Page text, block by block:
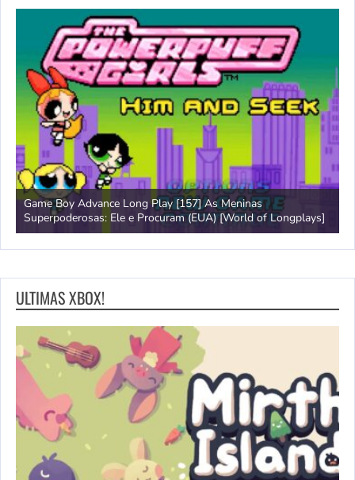
Game Boy Advance Long Play [157] As Meninas
Superpoderosas: Ele e Procuram (EUA) [World of Longplays]
ULTIMAS XBOX!